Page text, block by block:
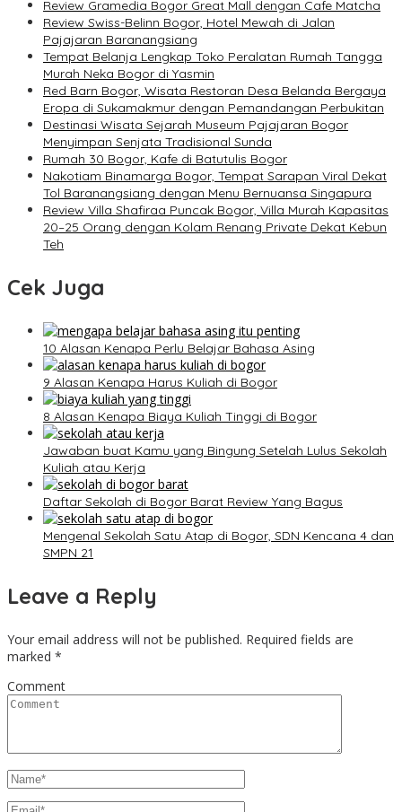
Review Gramedia Bogor Great Mall dengan Cafe Matcha
Review Swiss-Belinn Bogor, Hotel Mewah di Jalan
Pajajaran Baranangsiang
Tempat Belanja Lengkap Toko Peralatan Rumah Tangga
Murah Neka Bogor di Yasmin
Red Barn Bogor, Wisata Restoran Desa Belanda Bergaya
Eropa di Sukamakmur dengan Pemandangan Perbukitan
Destinasi Wisata Sejarah Museum Pajajaran Bogor
Menyimpan Senjata Tradisional Sunda
Rumah 30 Bogor, Kafe di Batutulis Bogor
Nakotiam Binamarga Bogor, Tempat Sarapan Viral Dekat
Tol Baranangsiang dengan Menu Bernuansa Singapura
Review Villa Shafiraa Puncak Bogor, Villa Murah Kapasitas
20–25 Orang dengan Kolam Renang Private Dekat Kebun
Teh
Cek Juga
10 Alasan Kenapa Perlu Belajar Bahasa Asing
9 Alasan Kenapa Harus Kuliah di Bogor
8 Alasan Kenapa Biaya Kuliah Tinggi di Bogor
Jawaban buat Kamu yang Bingung Setelah Lulus Sekolah
Kuliah atau Kerja
Daftar Sekolah di Bogor Barat Review Yang Bagus
Mengenal Sekolah Satu Atap di Bogor, SDN Kencana 4 dan
SMPN 21
Leave a Reply
Your email address will not be published. Required fields are
marked *
Comment